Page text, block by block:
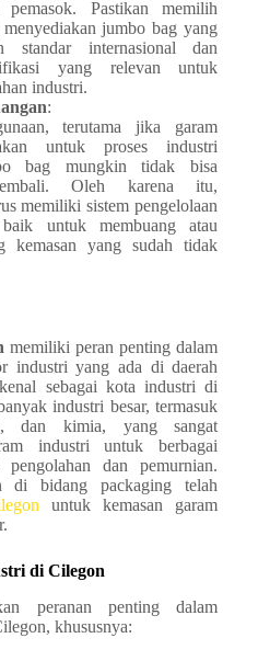
pemasok. Pastikan memilih
jumbo bag yang
standar internasional dan
yang relevan untuk
industri.
:
terutama jika garam
untuk proses industri
bag mungkin tidak bisa
Oleh karena itu,
memiliki sistem pengelolaan
untuk membuang atau
kemasan yang sudah tidak
memiliki peran penting dalam
industri yang ada di daerah
sebagai kota industri di
industri besar, termasuk
dan kimia, yang sangat
industri untuk berbagai
dan pemurnian.
di bidang packaging telah
untuk kemasan garam
di Cilegon
peranan penting dalam
khususnya: